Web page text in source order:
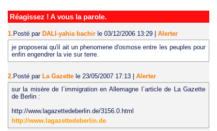
Réagissez ! A vous la parole.
1. Posté par DALI-yahia bachir le 03/12/2006 13:29
Alerter
je proposerai qu'il ait un phenomene d'osmose entre les peuples pour
enfin engendrer la vie sur terre.
2.Posté par La Gazette le 23/05/2007 17:13 | Alerter
sur la misère de l´immigration en Allemagne l´article de La Gazette
de Berlin :
http://www.lagazettedeberlin.de/3156.0.html
http://www.lagazettedeberlin.de